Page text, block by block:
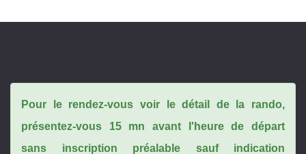
Pour le rendez-vous voir le détail de la rando,
présentez-vous 15 mn avant l'heure de départ
sans inscription préalable sauf indication